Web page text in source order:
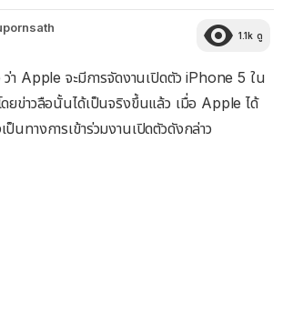
1.1k ดู
า Apple จะมีการจัดงานเปิดตัว iPhone 5 ใน
ยข่าวลือนั้นได้เป็นจริงขึ้นแล้ว เมื่อ Apple ได้
นทางการเข้าร่วมงานเปิดตัวดังกล่าว